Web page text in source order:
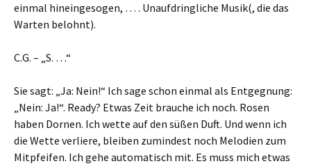
einmal hineingesogen, … . Unaufdringliche Musik(, die das
Warten belohnt).
C.G. – „S. …“
Sie sagt: „Ja: Nein!“ Ich sage schon einmal als Entgegnung:
„Nein: Ja!“. Ready? Etwas Zeit brauche ich noch. Rosen
haben Dornen. Ich wette auf den süßen Duft. Und wenn ich
die Wette verliere, bleiben zumindest noch Melodien zum
Mitpfeifen. Ich gehe automatisch mit. Es muss mich etwas